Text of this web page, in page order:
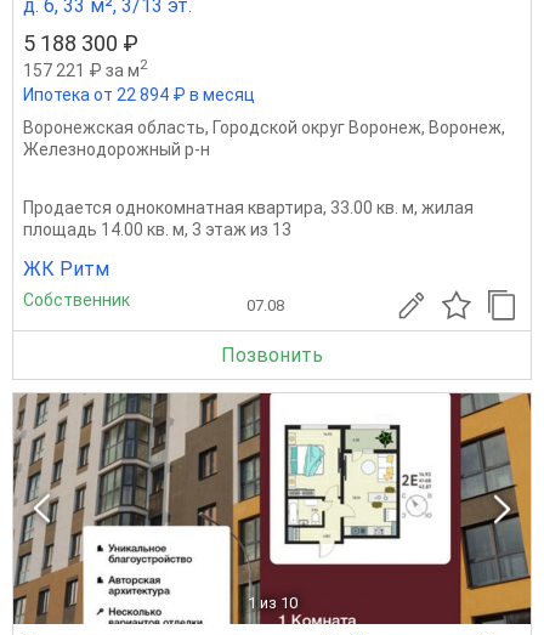
д. 6, 33 м², 3/13 эт.
5 188 300 ₽
157 221 ₽ за м2
Ипотека от 22 894 ₽ в месяц
Воронежская область, Городской округ Воронеж, Воронеж,
Железнодорожный р-н
Продается однокомнатная квартира, 33.00 кв. м, жилая
площадь 14.00 кв. м, 3 этаж из 13
ЖК Ритм
Собственник 07.08
Позвонить
1 из 10